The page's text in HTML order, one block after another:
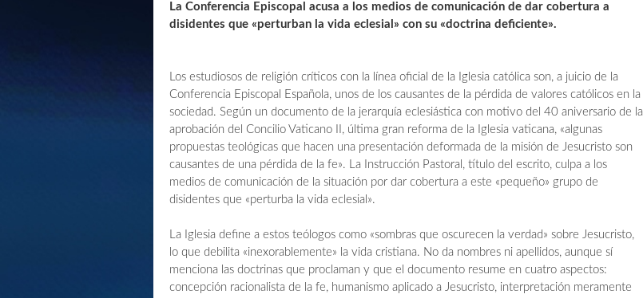
La Conferencia Episcopal acusa a los medios de comunicación de dar cobertura a
disidentes que «perturban la vida eclesial» con su «doctrina deficiente».
Los estudiosos de religión críticos con la línea oficial de la Iglesia católica son, a juicio de la
Conferencia Episcopal Española, unos de los causantes de la pérdida de valores católicos en la
sociedad. Según un documento de la jerarquía eclesiástica con motivo del 40 aniversario de la
aprobación del Concilio Vaticano II, última gran reforma de la Iglesia vaticana, «algunas
propuestas teológicas que hacen una presentación deformada de la misión de Jesucristo son
causantes de una pérdida de la fe». La Instrucción Pastoral, título del escrito, culpa a los
medios de comunicación de la situación por dar cobertura a este «pequeño» grupo de
disidentes que «perturba la vida eclesial».
La Iglesia define a estos teólogos como «sombras que oscurecen la verdad» sobre Jesucristo,
lo que debilita «inexorablemente» la vida cristiana. No da nombres ni apellidos, aunque sí
menciona las doctrinas que proclaman y que el documento resume en cuatro aspectos:
concepción racionalista de la fe, humanismo aplicado a Jesucristo, interpretación meramente